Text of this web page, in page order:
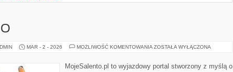
MAR - 2 - 2026 MOŻLIWOŚĆ KOMENTOWANIA PALERMO
ZOSTAŁA WYŁĄCZONA
MojeSalento.pl to wyjazdowy portal stworzony z myślą o